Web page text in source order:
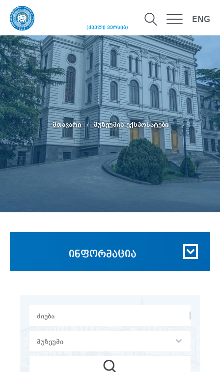
(ძველი ვერსია)
ENG
მთავარი მუზეუმის ექსპონატები
ინფორმაცია